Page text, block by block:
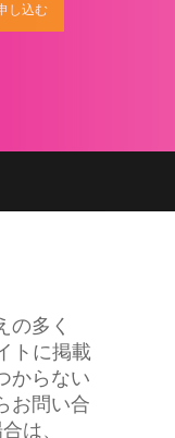
し込む
の多く
トに掲載
からない
お問い合
は、